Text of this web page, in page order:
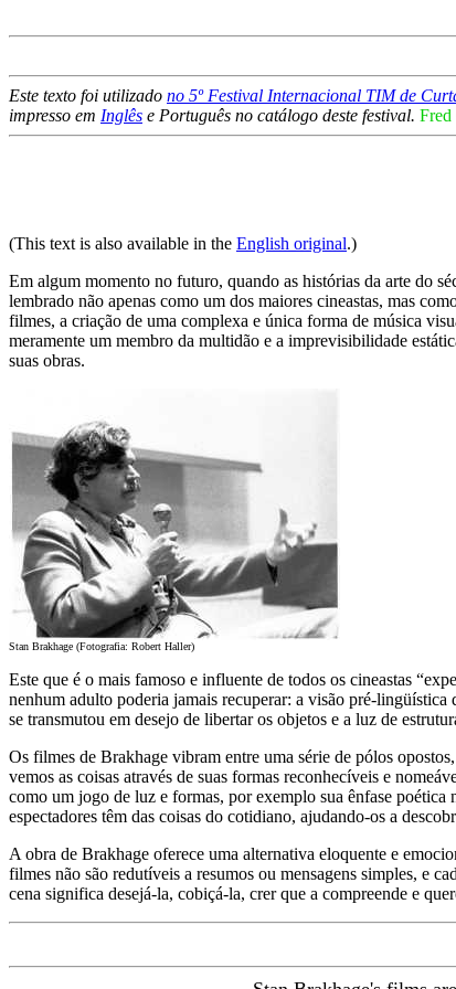
Este texto foi utilizado no 5º Festival Internacional TIM de
impresso em Inglês e Português no catálogo deste festival. Fred
(This text is also available in the English original.)
Em algum momento no futuro, quando as histórias da arte do
lembrado não apenas como um dos maiores cineastas, mas
filmes, a criação de uma complexa e única forma de música
meramente um membro da multidão e a imprevisibilidade
suas obras.
Stan Brakhage (Fotografia: Robert Haller)
Este que é o mais famoso e influente de todos os cineastas
nenhum adulto poderia jamais recuperar: a visão pré-lingüística
se transmutou em desejo de libertar os objetos e a luz de
Os filmes de Brakhage vibram entre uma série de pólos
vemos as coisas através de suas formas reconhecíveis e
como um jogo de luz e formas, por exemplo sua ênfase
espectadores têm das coisas do cotidiano, ajudando-os a
A obra de Brakhage oferece uma alternativa eloquente e
filmes não são redutíveis a resumos ou mensagens simples, e
cena significa desejá-la, cobiçá-la, crer que a compreende e